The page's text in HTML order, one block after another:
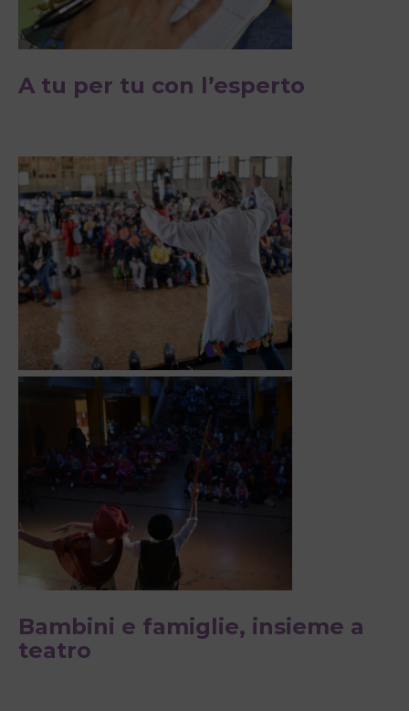
A tu per tu con l’esperto
Bambini e famiglie, insieme a
teatro